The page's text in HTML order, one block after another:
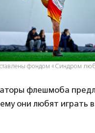
фондом «Синдром
флешмоба
они любят играть